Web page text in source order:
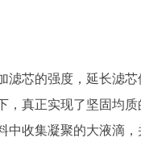
芯的强度，延长滤芯
真正实现了坚固均质
集凝聚的大液滴，